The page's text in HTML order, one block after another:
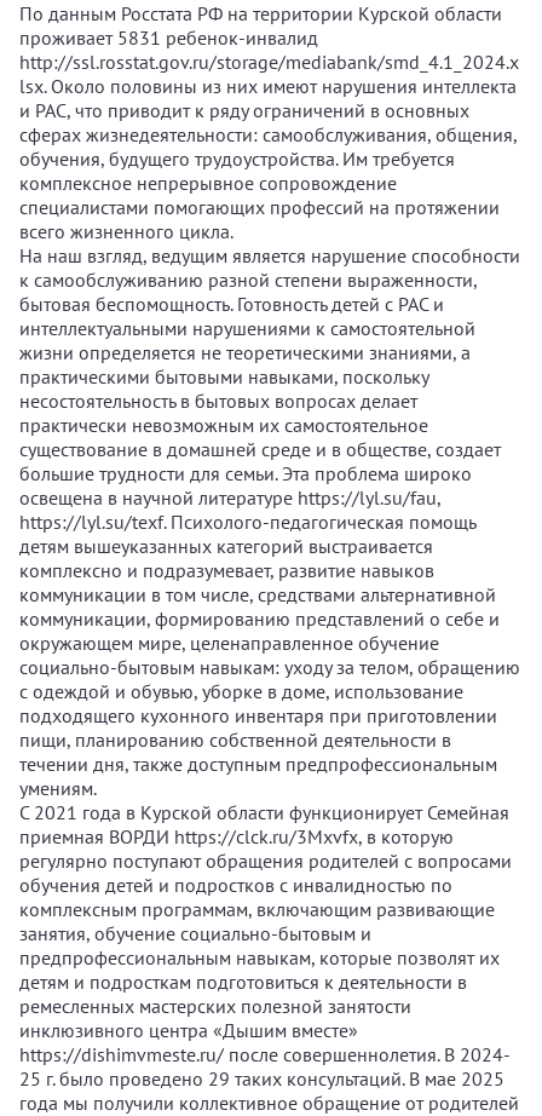
По данным Росстата РФ на территории Курской области
проживает 5831 ребенок-инвалид
http://ssl.rosstat.gov.ru/storage/mediabank/smd_4.1_2024.x
lsх. Около половины из них имеют нарушения интеллекта
и РАС, что приводит к ряду ограничений в основных
сферах жизнедеятельности: самообслуживания, общения,
обучения, будущего трудоустройства. Им требуется
комплексное непрерывное сопровождение
специалистами помогающих профессий на протяжении
всего жизненного цикла.
На наш взгляд, ведущим является нарушение способности
к самообслуживанию разной степени выраженности,
бытовая беспомощность. Готовность детей с РАС и
интеллектуальными нарушениями к самостоятельной
жизни определяется не теоретическими знаниями, а
практическими бытовыми навыками, поскольку
несостоятельность в бытовых вопросах делает
практически невозможным их самостоятельное
существование в домашней среде и в обществе, создает
большие трудности для семьи. Эта проблема широко
освещена в научной литературе https://lyl.su/fau,
https://lyl.su/texf. Психолого-педагогическая помощь
детям вышеуказанных категорий выстраивается
комплексно и подразумевает, развитие навыков
коммуникации в том числе, средствами альтернативной
коммуникации, формированию представлений о себе и
окружающем мире, целенаправленное обучение
социально-бытовым навыкам: уходу за телом, обращению
с одеждой и обувью, уборке в доме, использование
подходящего кухонного инвентаря при приготовлении
пищи, планированию собственной деятельности в
течении дня, также доступным предпрофессиональным
умениям.
С 2021 года в Курской области функционирует Семейная
приемная ВОРДИ https://clck.ru/3Mxvfx, в которую
регулярно поступают обращения родителей с вопросами
обучения детей и подростков с инвалидностью по
комплексным программам, включающим развивающие
занятия, обучение социально-бытовым и
предпрофессиональным навыкам, которые позволят их
детям и подросткам подготовиться к деятельности в
ремесленных мастерских полезной занятости
инклюзивного центра «Дышим вместе»
https://dishimvmeste.ru/ после совершеннолетия. В 2024-
25 г. было проведено 29 таких консультаций. В мае 2025
года мы получили коллективное обращение от родителей